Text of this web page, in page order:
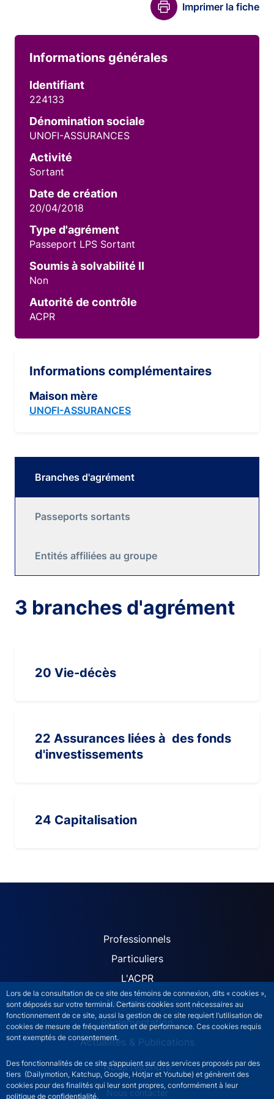
Lors de la consultation de ce site des témoins de connexion, dits « cookies »,
sont déposés sur votre terminal. Certains cookies sont nécessaires au
fonctionnement de ce site, aussi la gestion de ce site requiert l’utilisation de
cookies de mesure de fréquentation et de performance. Ces cookies requis
sont exemptés de consentement.
Des fonctionnalités de ce site s’appuient sur des services proposés par des
tiers (Dailymotion, Katchup, Google, Hotjar et Youtube) et génèrent des
cookies pour des finalités qui leur sont propres, conformément à leur
politique de confidentialité.
Imprimer la fiche
Informations générales
Identifiant
224133
Dénomination sociale
UNOFI-ASSURANCES
Activité
Sortant
Date de création
20/04/2018
Type d'agrément
Passeport LPS Sortant
Soumis à solvabilité II
Non
Autorité de contrôle
ACPR
Informations complémentaires
Maison mère
UNOFI-ASSURANCES
Branches d'agrément
Passeports sortants
Entités affiliées au groupe
3 branches d'agrément
20 Vie-décès
22 Assurances liées à des fonds
d'investissements
24 Capitalisation
ACPR site navigation
Professionnels
Particuliers
L'ACPR
Nos missions
Réglementation
Actualités & Publications
Nous rejoindre
ACPR footer secondary menu (French)
Nous contacter